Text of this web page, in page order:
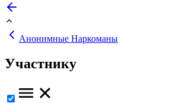
Анонимные Наркоманы
Участнику